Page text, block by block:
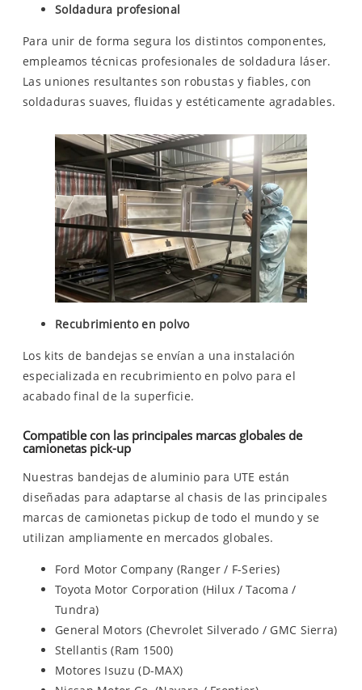
Soldadura profesional
Para unir de forma segura los distintos componentes,
empleamos técnicas profesionales de soldadura láser.
Las uniones resultantes son robustas y fiables, con
soldaduras suaves, fluidas y estéticamente agradables.
Recubrimiento en polvo
Los kits de bandejas se envían a una instalación
especializada en recubrimiento en polvo para el
acabado final de la superficie.
Compatible con las principales marcas globales de
camionetas pick-up
Nuestras bandejas de aluminio para UTE están
diseñadas para adaptarse al chasis de las principales
marcas de camionetas pickup de todo el mundo y se
utilizan ampliamente en mercados globales.
Ford Motor Company (Ranger / F-Series)
Toyota Motor Corporation (Hilux / Tacoma /
Tundra)
General Motors (Chevrolet Silverado / GMC Sierra)
Stellantis (Ram 1500)
Motores Isuzu (D-MAX)